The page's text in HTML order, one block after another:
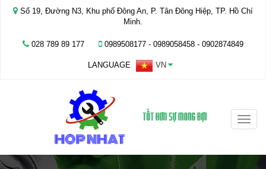
Số 19, Đường N3, Khu phố Đông An, P. Tân Đông Hiệp, TP. Hồ Chí
Minh.
028 789 89 177 0989508177 - ‭0989058458‬ - 0902874849
LANGUAGE VN
Toggle